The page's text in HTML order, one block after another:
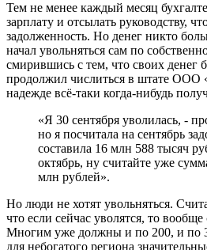
Тем не менее каждый месяц
зарплату и отсылать руководству,
задолженность. Но денег никто
начал увольняться сам по
смирившись с тем, что своих денег
продолжил числиться в штате ООО
надежде всё-таки когда-нибудь
«Я 30 сентября уволилась, -
но я посчитала на сентябрь
составила 16 млн 588 тысяч
октябрь, ну считайте уже
млн рублей».
Но люди не хотят увольняться.
что если сейчас уволятся, то вообще
Многим уже должны и по 200, и по
для небогатого региона